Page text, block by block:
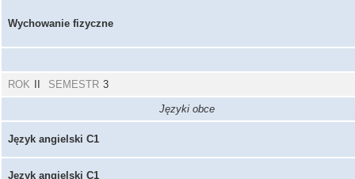
Wychowanie fizyczne
ROK SEMESTR 3
Języki obce
Język angielski C1
Język angielski C1